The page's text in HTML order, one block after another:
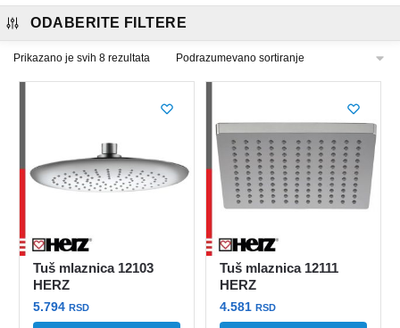
ODABERITE FILTERE
Prikazano je svih 8 rezultata
Tuš mlaznica 12103
HERZ
5.794RSD
Tuš mlaznica 12111
HERZ
4.581RSD